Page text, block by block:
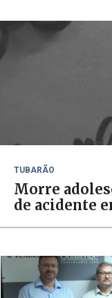
TUBARÃO
Morre
de acidente